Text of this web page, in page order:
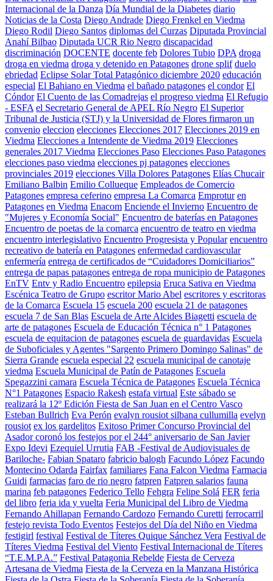
Internacional de la Danza Día Mundial de la Diabetes diario
Noticias de la Costa Diego Andrade Diego Frenkel en Viedma
Diego Rodil Diego Santos diplomas del Curzas Diputada Provincial
Anahí Bilbao Diputada UCR Rio Negro discapacidad
discriminación DOCENTE docente feb Dolores Tubio DPA droga
droga en viedma droga y detenido en Patagones drone splif duelo
ebriedad Eclipse Solar Total Patagónico diciembre 2020 educación
especial El Bahiano en Viedma el bañado patagones el condor El
Cóndor El Cuento de las Comadrejas el progreso viedma El Refugio
- ESFA el Secretario General de APEL Río Negro El Superior
Tribunal de Justicia (STJ) y la Universidad de Flores firmaron un
convenio eleccion elecciones Elecciones 2017 Elecciones 2019 en
Viedma Elecciones a Intendente de Viedma 2019 Elecciones
generales 2017 Viedma Elecciones Paso Elecciones Paso Patagones
elecciones paso viedma elecciones pj patagones elecciones
provinciales 2019 elecciones Villa Dolores Patagones Elías Chucair
Emiliano Balbin Emilio Collueque Empleados de Comercio
Patagones empresa ceferino empresa La Comarca Emprotur en
Patagones en Viedma Enacom Enciende el Invierno Encuentro de
"Mujeres y Economía Social" Encuentro de baterías en Patagones
Encuentro de poetas de la comarca encuentro de teatro en viedma
encuentro interlegislativo Encuentro Progresista y Popular encuentro
recreativo de batería en Patagones enfermedad cardiovascular
enfermería entrega de certificados de “Cuidadores Domiciliarios”
entrega de papas patagones entrega de ropa municipio de Patagones
EnTV Entv y Radio Encuentro epilepsia Eruca Sativa en Viedma
Escénica Teatro de Grupo escritor Mario Abel escritores y escritoras
de la Comarca Escuela 15 escuela 200 escuela 21 de patagones
escuela 7 de San Blas Escuela de Arte Alcides Biagetti escuela de
arte de patagones Escuela de Educación Técnica n° 1 Patagones
escuela de equitacion de patagones escuela de guardavidas Escuela
de Suboficiales y Agentes "Sargento Primero Domingo Salinas" de
Sierra Grande escuela especial 22 escuela municipal de canotaje
viedma Escuela Municipal de Patín de Patagones Escuela
Spegazzini camara Escuela Técnica de Patagones Escuela Técnica
N°1 Patagones Espacio Rakesh estafa virtual Este sábado se
realizará la 12º Edición Fiesta de San Juan en el Centro Vasco
Esteban Bullrich Eva Perón evalyn rousiot silbana cullumilla evelyn
rousiot ex los gardelitos Exitoso Primer Concurso Provincial del
Asador coronó los festejos por el 244° aniversario de San Javier
Expo Idevi Ezequiel Urrutia FAB -Festival de Audiovisuales de
Bariloche- Fabian Spataro fabricio balogh Facundo López Facundo
Montecino Odarda Fairfax familiares Fana Falcon Viedma Farmacia
Guidi farmacias faro de rio negro fatpren Fatpren salarios fauna
marina feb patagones Federico Tello Fehgra Felipe Solá FER feria
del libro feria ida y vuelta Feria Municipal del Libro de Viedma
Fernando Ahillapan Fernando Cardozo Fernando Curetti ferrocarril
festejo revista Todo Eventos Festejos del Día del Niño en Viedma
festigirl festival Festival de Títeres Quique Sánchez Vera Festival de
Títeres Viedma Festival del Viento Festival Internacional de Títeres
“T.E.M.P.A.” Festival Patagonia Rebelde Fiesta de Cerveza
Artesana de Viedma Fiesta de la Cerveza en la Manzana Histórica